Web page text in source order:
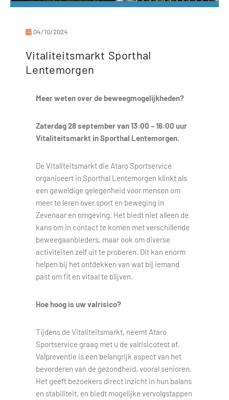
04/10/2024
Vitaliteitsmarkt Sporthal
Lentemorgen
Meer weten over de beweegmogelijkheden?
Zaterdag 28 september van 13:00 – 16:00 uur
Vitaliteitsmarkt in Sporthal Lentemorgen.
De Vitaliteitsmarkt die Ataro Sportservice
organiseert in Sporthal Lentemorgen klinkt als
een geweldige gelegenheid voor mensen om
meer te leren over sport en beweging in
Zevenaar en omgeving. Het biedt niet alleen de
kans om in contact te komen met verschillende
beweegaanbieders, maar ook om diverse
activiteiten zelf uit te proberen. Dit kan enorm
helpen bij het ontdekken van wat bij iemand
past om fit en vitaal te blijven.
Hoe hoog is uw valrisico?
Tijdens de Vitaliteitsmarkt, neemt Ataro
Sportservice graag met u de valrisicotest af.
Valpreventie is een belangrijk aspect van het
bevorderen van de gezondheid, vooral senioren.
Het geeft bezoekers direct inzicht in hun balans
en stabiliteit, en biedt mogelijke vervolgstappen